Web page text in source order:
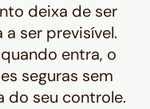
deixa de ser
ser previsível.
entra, o
seguras sem
do seu controle.